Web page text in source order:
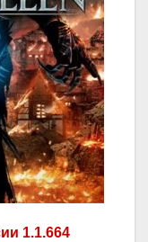
1.1.664